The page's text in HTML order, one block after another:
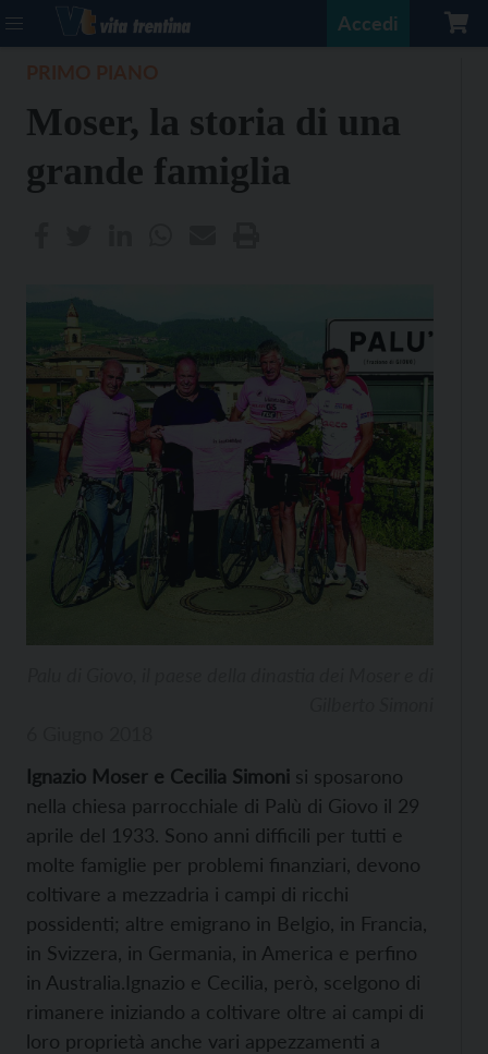
Accedi
Moser, la storia di una
grande famiglia
Ignazio Moser e Cecilia Simoni si sposarono
nella chiesa parrocchiale di Palù di Giovo il 29
aprile del 1933. Sono anni difficili per tutti e
molte famiglie per problemi finanziari, devono
coltivare a mezzadria i campi di ricchi
possidenti; altre emigrano in Belgio, in Francia,
in Svizzera, in Germania, in America e perfino
in Australia.Ignazio e Cecilia, però, scelgono di
rimanere iniziando a coltivare oltre ai campi di
loro proprietà anche vari appezzamenti a